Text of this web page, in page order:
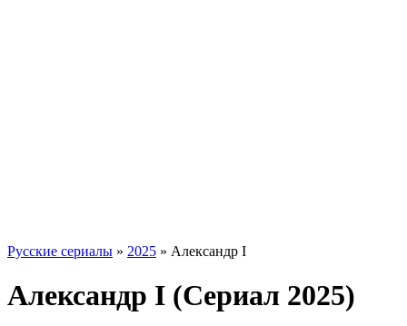
Русские сериалы » 2025 » Александр I
Александр I (Сериал 2025)